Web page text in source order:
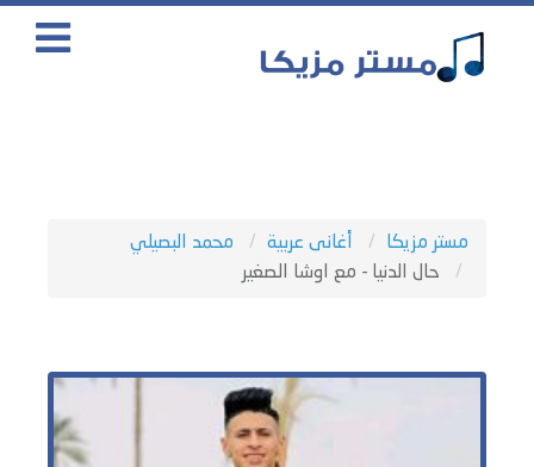
مستر مزيكا أغانى عربية
محمد البصيلي
حال الدنيا - مع اوشا الصغير